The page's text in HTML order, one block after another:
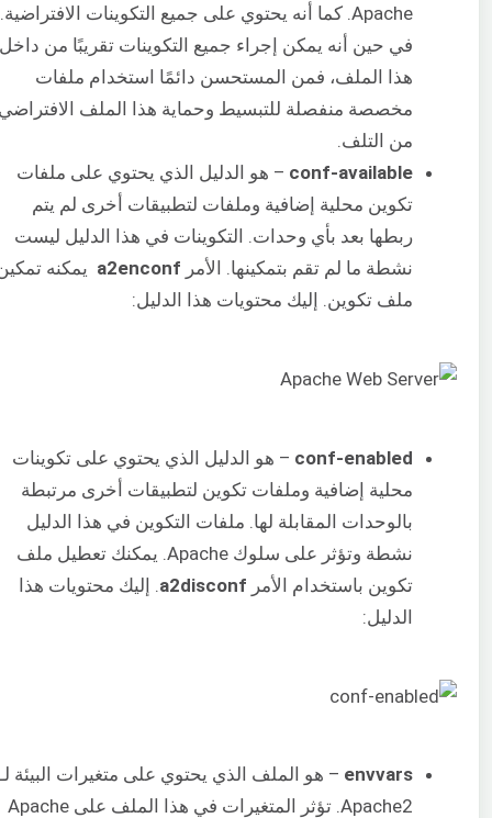
Apache. كما أنه يحتوي على جميع التكوينات الافتراضية.
في حين أنه يمكن إجراء جميع التكوينات تقريبًا من داخل
هذا الملف، فمن المستحسن دائمًا استخدام ملفات
مخصصة منفصلة للتبسيط وحماية هذا الملف
من التلف.
conf-available – هو الدليل الذي يحتوي على ملفات
تكوين محلية إضافية وملفات لتطبيقات أخرى لم يتم
ربطها بعد بأي وحدات. التكوينات في هذا الدليل ليست
نشطة ما لم تقم بتمكينها. الأمر a2enconf يمكنه
ملف تكوين. إليك محتويات هذا الدليل:
conf-enabled – هو الدليل الذي يحتوي على تكوينات
محلية إضافية وملفات تكوين لتطبيقات أخرى مرتبطة
بالوحدات المقابلة لها. ملفات التكوين في هذا الدليل
نشطة وتؤثر على سلوك Apache. يمكنك تعطيل ملف
تكوين باستخدام الأمر a2disconf . إليك محتويات هذا
الدليل:
envvars – هو الملف الذي يحتوي على متغيرات البيئة لـ
Apache2. تؤثر المتغيرات في هذا الملف على Apache